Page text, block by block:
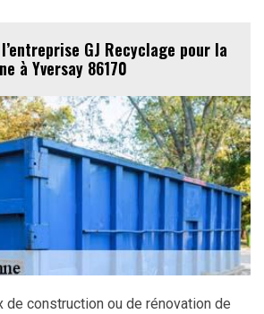
GJ Recyclage pour la
à Yversay 86170
de construction ou de rénovation de